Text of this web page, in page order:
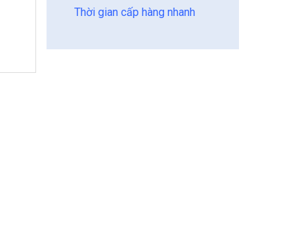
Thời gian cấp hàng nhanh